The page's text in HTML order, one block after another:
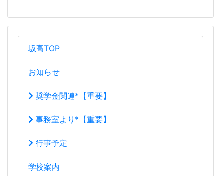
坂高TOP
お知らせ
奨学金関連*【重要】
事務室より*【重要】
行事予定
学校案内